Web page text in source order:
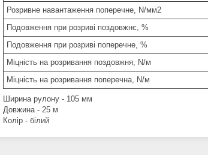
Розривне навантаження поперечне, N/мм2
Подовження при розриві поздовжнє, %
Подовження при розриві поперечне, %
Міцність на розривання поздовжня, N/м
Міцність на розривання поперечна, N/м
Ширина рулону - 105 мм
Довжина - 25 м
Колір - білий